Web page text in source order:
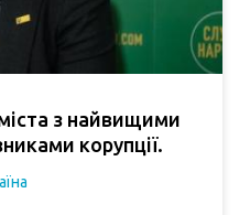
з найвищими
корупції.